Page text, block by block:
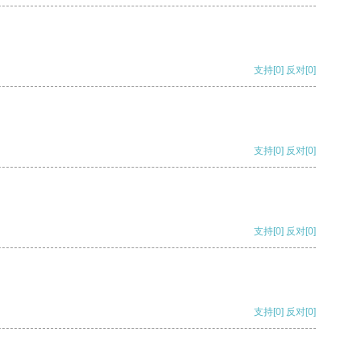
支持[0] 反对[0]
支持[0] 反对[0]
支持[0] 反对[0]
支持[0] 反对[0]